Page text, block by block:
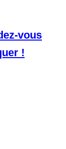
vous
!